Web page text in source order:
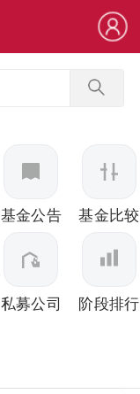
基金公告 基金比较
私募公司 阶段排行